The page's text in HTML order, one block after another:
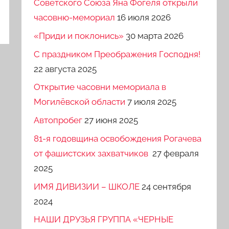
Советского Союза Яна Фогеля открыли
часовню-мемориал 16 июля 2026
«Приди и поклонись» 30 марта 2026
C праздником Преображения Господня!
22 августа 2025
Открытие часовни мемориала в
Могилёвской области 7 июля 2025
Автопробег 27 июня 2025
81-я годовщина освобождения Рогачева
от фашистских захватчиков 27 февраля
2025
ИМЯ ДИВИЗИИ – ШКОЛЕ 24 сентября
2024
НАШИ ДРУЗЬЯ ГРУППА «ЧЕРНЫЕ